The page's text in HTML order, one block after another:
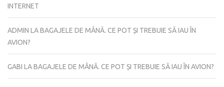
INTERNET
ADMIN LABAGAJELE DE MÂNĂ. CE POT ȘI TREBUIE SĂ IAU ÎN
AVION?
GABI LABAGAJELE DE MÂNĂ. CE POT ȘI TREBUIE SĂ IAU ÎN AVION?